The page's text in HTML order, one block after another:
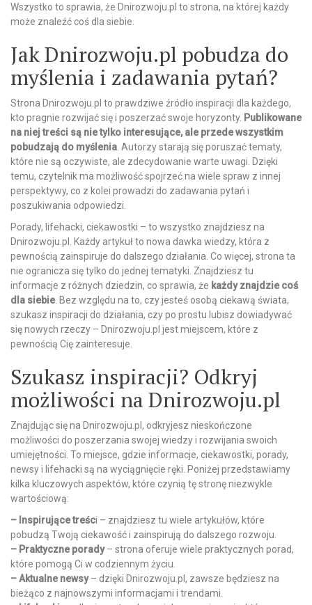
Wszystko to sprawia, że Dnirozwoju.pl to strona, na której każdy
może znaleźć coś dla siebie.
Jak Dnirozwoju.pl pobudza do
myślenia i zadawania pytań?
Strona Dnirozwoju.pl to prawdziwe źródło inspiracji dla każdego,
kto pragnie rozwijać się i poszerzać swoje horyzonty. Publikowane
na niej treści są nie tylko interesujące, ale przede wszystkim
pobudzają do myślenia . Autorzy starają się poruszać tematy,
które nie są oczywiste, ale zdecydowanie warte uwagi. Dzięki
temu, czytelnik ma możliwość spojrzeć na wiele spraw z innej
perspektywy, co z kolei prowadzi do zadawania pytań i
poszukiwania odpowiedzi.
Porady, lifehacki, ciekawostki – to wszystko znajdziesz na
Dnirozwoju.pl. Każdy artykuł to nowa dawka wiedzy, która z
pewnością zainspiruje do dalszego działania. Co więcej, strona ta
nie ogranicza się tylko do jednej tematyki. Znajdziesz tu
informacje z różnych dziedzin, co sprawia, że każdy znajdzie coś
dla siebie. Bez względu na to, czy jesteś osobą ciekawą świata,
szukasz inspiracji do działania, czy po prostu lubisz dowiadywać
się nowych rzeczy – Dnirozwoju.pl jest miejscem, które z
pewnością Cię zainteresuje.
Szukasz inspiracji? Odkryj
możliwości na Dnirozwoju.pl
Znajdując się na Dnirozwoju.pl, odkryjesz nieskończone
możliwości do poszerzania swojej wiedzy i rozwijania swoich
umiejętności. To miejsce, gdzie informacje, ciekawostki, porady,
newsy i lifehacki są na wyciągnięcie ręki. Poniżej przedstawiamy
kilka kluczowych aspektów, które czynią tę stronę niezwykle
wartościową:
– Inspirujące treści – znajdziesz tu wiele artykułów, które
pobudzą Twoją ciekawość i zainspirują do dalszego rozwoju.
– Praktyczne porady– strona oferuje wiele praktycznych porad,
które pomogą Ci w codziennym życiu.
– Aktualne newsy– dzięki Dnirozwoju.pl, zawsze będziesz na
bieżąco z najnowszymi informacjami i trendami.